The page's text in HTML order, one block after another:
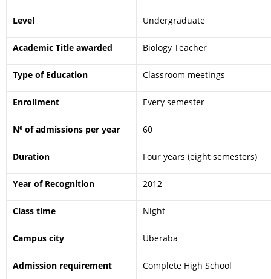
Level Undergraduate
Academic Title awarded Biology Teacher
Type of Education Classroom meetings
Enrollment Every semester
Nº of admissions per year 60
Duration Four years (eight semesters)
Year of Recognition 2012
Class time Night
Campus city Uberaba
Admission requirement Complete High School